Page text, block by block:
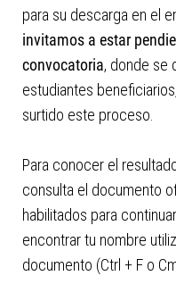
para su descarga en el
invitamos a estar
convocatoria, donde se
estudiantes
surtido este proceso.
Para conocer el
consulta el documento
habilitados para
encontrar tu nombre
documento (Ctrl + F o